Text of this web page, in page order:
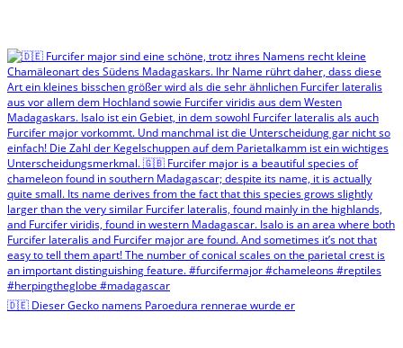
🇩🇪 Dieser Gecko namens Paroedura rennerae wurde er